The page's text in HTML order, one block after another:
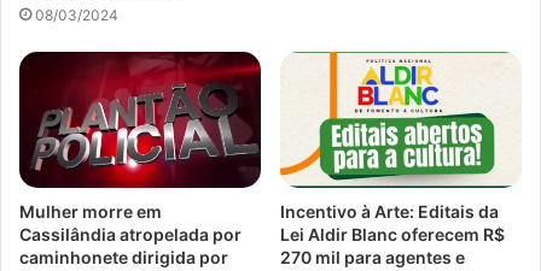
08/03/2024
Mulher morre em
Cassilândia atropelada por
caminhonete dirigida por
Incentivo à Arte: Editais da
Lei Aldir Blanc oferecem R$
270 mil para agentes e